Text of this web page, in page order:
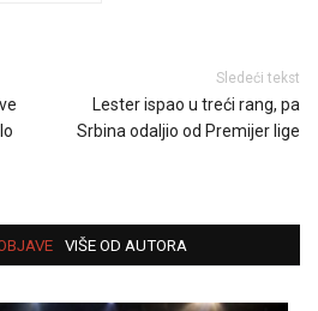
Sledeći tekst
Lester ispao u treći rang, pa
Srbina odaljio od Premijer lige
VIŠE OD AUTORA